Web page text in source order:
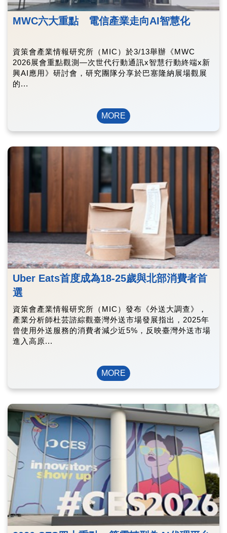
MWC六大重點 電信產業走向AI智慧化
資策會產業情報研究所（MIC）於3/13舉辦《MWC
2026展會重點觀測—次世代行動通訊x智慧行動終端x新
興AI應用》研討會，研究團隊分享於巴塞隆納展場觀展
的...
MORE
Uber Eats首度成為18-25歲與北部消費者首
選
資策會產業情報研究所（MIC）發布《外送大調查》，
產業分析師杜芸諮綜觀臺灣外送市場發展指出，2025年
曾使用外送服務的消費者減少近5%，反映臺灣外送市場
進入高原...
MORE